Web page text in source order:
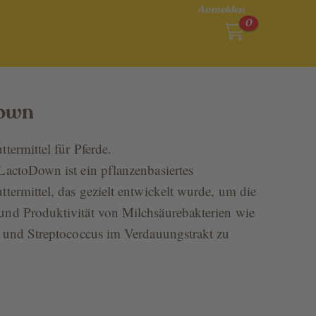
Anmelden
0
für Pferde.
ist ein pflanzenbasiertes
das gezielt entwickelt wurde, um die
Produktivität von Milchsäurebakterien wie
Streptococcus im Verdauungstrakt zu